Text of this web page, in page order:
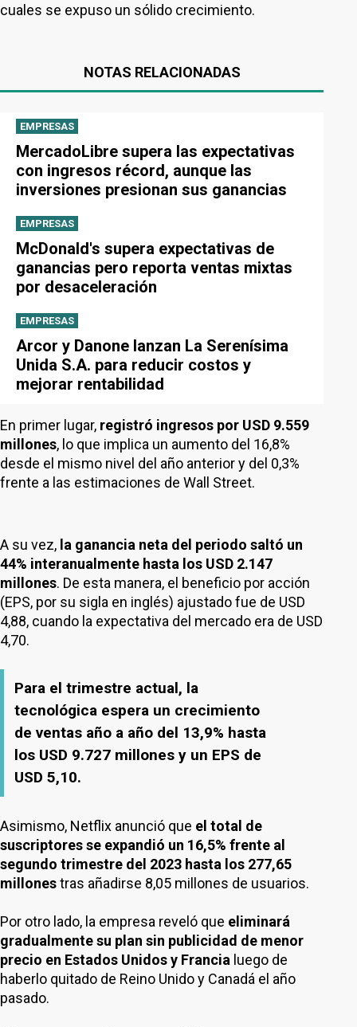
cuales se expuso un sólido crecimiento.
NOTAS RELACIONADAS
EMPRESAS
MercadoLibre supera las expectativas
con ingresos récord, aunque las
inversiones presionan sus ganancias
EMPRESAS
McDonald's supera expectativas de
ganancias pero reporta ventas mixtas
por desaceleración
EMPRESAS
Arcor y Danone lanzan La Serenísima
Unida S.A. para reducir costos y
mejorar rentabilidad
En primer lugar, registró ingresos por USD 9.559
millones, lo que implica un aumento del 16,8%
desde el mismo nivel del año anterior y del 0,3%
frente a las estimaciones de Wall Street.
A su vez, la ganancia neta del periodo saltó un
44% interanualmente hasta los USD 2.147
millones. De esta manera, el beneficio por acción
(EPS, por su sigla en inglés) ajustado fue de USD
4,88, cuando la expectativa del mercado era de USD
4,70.
Para el trimestre actual, la
tecnológica espera un crecimiento
de ventas año a año del 13,9% hasta
los USD 9.727 millones y un EPS de
USD 5,10.
Asimismo, Netflix anunció que el total de
suscriptores se expandió un 16,5% frente al
segundo trimestre del 2023 hasta los 277,65
millonestras añadirse 8,05 millones de usuarios.
Por otro lado, la empresa reveló que eliminará
gradualmente su plan sin publicidad de menor
precio en Estados Unidos y Francia luego de
haberlo quitado de Reino Unido y Canadá el año
pasado.